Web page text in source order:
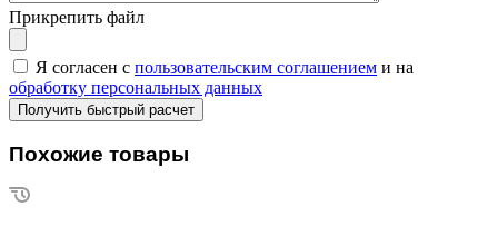
Прикрепить файл
Я согласен с пользовательским соглашением и на
обработку персональных данных
Похожие товары